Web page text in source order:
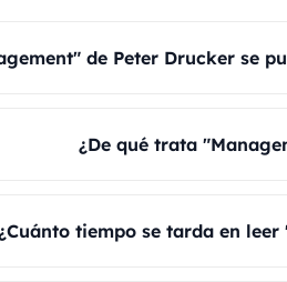
de Peter Drucker se
¿De qué trata
tiempo se tarda en leer